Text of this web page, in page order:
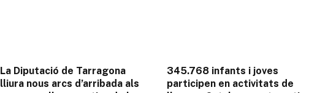
La Diputació de Tarragona
lliura nous arcs d’arribada als
345.768 infants i joves
participen en activitats de